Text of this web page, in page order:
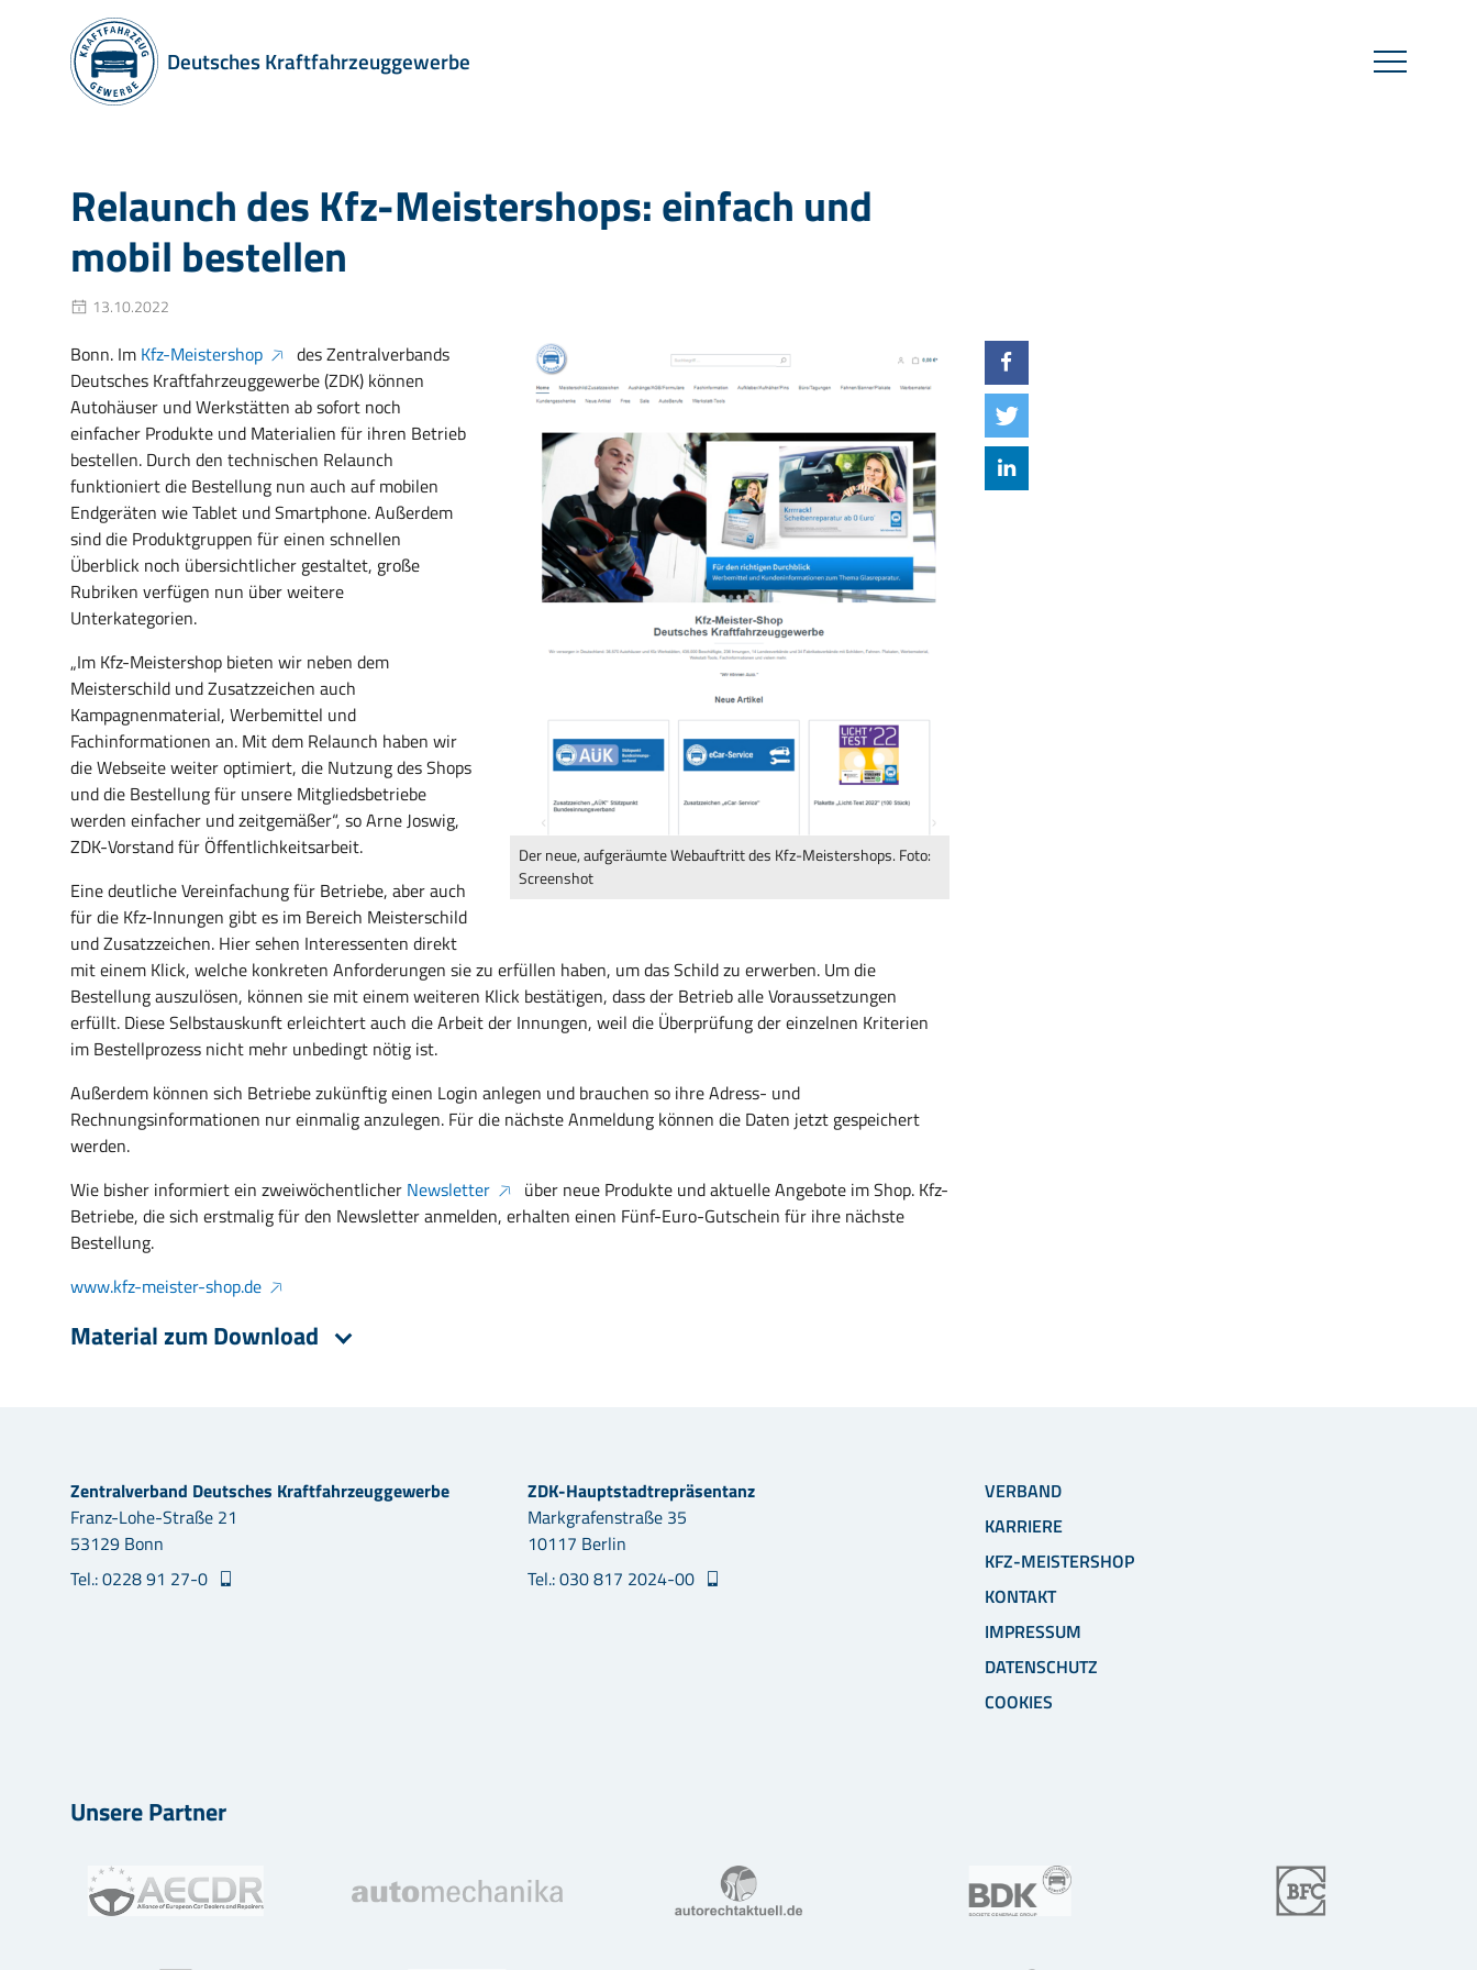
Deutsches Kraftfahrzeuggewerbe
Relaunch des Kfz-Meistershops: einfach und
mobil bestellen
13.10.2022
Der neue, aufgeräumte Webauftritt des Kfz-Meistershops. Foto:
Screenshot
Bonn. Im Kfz-Meistershop
des Zentralverbands
Deutsches Kraftfahrzeuggewerbe (ZDK) können
Autohäuser und Werkstätten ab sofort noch
einfacher Produkte und Materialien für ihren Betrieb
bestellen. Durch den technischen Relaunch
funktioniert die Bestellung nun auch auf mobilen
Endgeräten wie Tablet und Smartphone. Außerdem
sind die Produktgruppen für einen schnellen
Überblick noch übersichtlicher gestaltet, große
Rubriken verfügen nun über weitere
Unterkategorien.
„Im Kfz-Meistershop bieten wir neben dem
Meisterschild und Zusatzzeichen auch
Kampagnenmaterial, Werbemittel und
Fachinformationen an. Mit dem Relaunch haben wir
die Webseite weiter optimiert, die Nutzung des Shops
und die Bestellung für unsere Mitgliedsbetriebe
werden einfacher und zeitgemäßer“, so Arne Joswig,
ZDK-Vorstand für Öffentlichkeitsarbeit.
Eine deutliche Vereinfachung für Betriebe, aber auch
für die Kfz-Innungen gibt es im Bereich Meisterschild
und Zusatzzeichen. Hier sehen Interessenten direkt
mit einem Klick, welche konkreten Anforderungen sie zu erfüllen haben, um das Schild zu erwerben. Um die
Bestellung auszulösen, können sie mit einem weiteren Klick bestätigen, dass der Betrieb alle Voraussetzungen
erfüllt. Diese Selbstauskunft erleichtert auch die Arbeit der Innungen, weil die Überprüfung der einzelnen Kriterien
im Bestellprozess nicht mehr unbedingt nötig ist.
Außerdem können sich Betriebe zukünftig einen Login anlegen und brauchen so ihre Adress- und
Rechnungsinformationen nur einmalig anzulegen. Für die nächste Anmeldung können die Daten jetzt gespeichert
werden.
Wie bisher informiert ein zweiwöchentlicher Newsletter
über neue Produkte und aktuelle Angebote im Shop. Kfz-
Betriebe, die sich erstmalig für den Newsletter anmelden, erhalten einen Fünf-Euro-Gutschein für ihre nächste
Bestellung.
www.kfz-meister-shop.de
Material zum Download
Zentralverband Deutsches Kraftfahrzeuggewerbe
Franz-Lohe-Straße 21
53129 Bonn
Tel.: 0228 91 27-0
ZDK-Hauptstadtrepräsentanz
Markgrafenstraße 35
10117 Berlin
Tel.: 030 817 2024-00
VERBAND
KARRIERE
KFZ-MEISTERSHOP
KONTAKT
IMPRESSUM
DATENSCHUTZ
COOKIES
Unsere Partner